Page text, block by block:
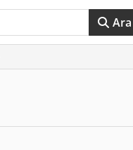
Ara